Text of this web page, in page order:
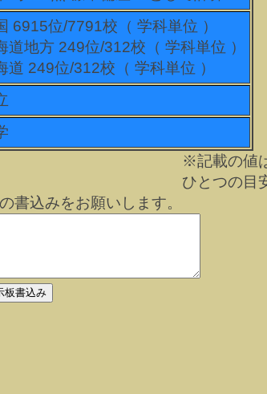
6915位/7791校（ 学科単位 ）
道地方 249位/312校（ 学科単位 ）
道 249位/312校（ 学科単位 ）
※記載の値
ひとつの目
書込みをお願いします。